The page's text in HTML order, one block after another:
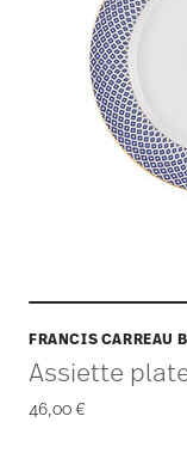
FRANCIS CARREAU
Assiette
46,00 €